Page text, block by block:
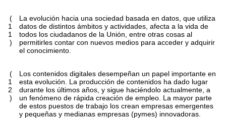
(
1
1
)
La evolución hacia una sociedad basada en datos, que utiliza
datos de distintos ámbitos y actividades, afecta a la vida de
todos los ciudadanos de la Unión, entre otras cosas al
permitirles contar con nuevos medios para acceder y adquirir
el conocimiento.
(
1
2
)
Los contenidos digitales desempeñan un papel importante en
esta evolución. La producción de contenidos ha dado lugar
durante los últimos años, y sigue haciéndolo actualmente, a
un fenómeno de rápida creación de empleo. La mayor parte
de estos puestos de trabajo los crean empresas emergentes
y pequeñas y medianas empresas (pymes) innovadoras.